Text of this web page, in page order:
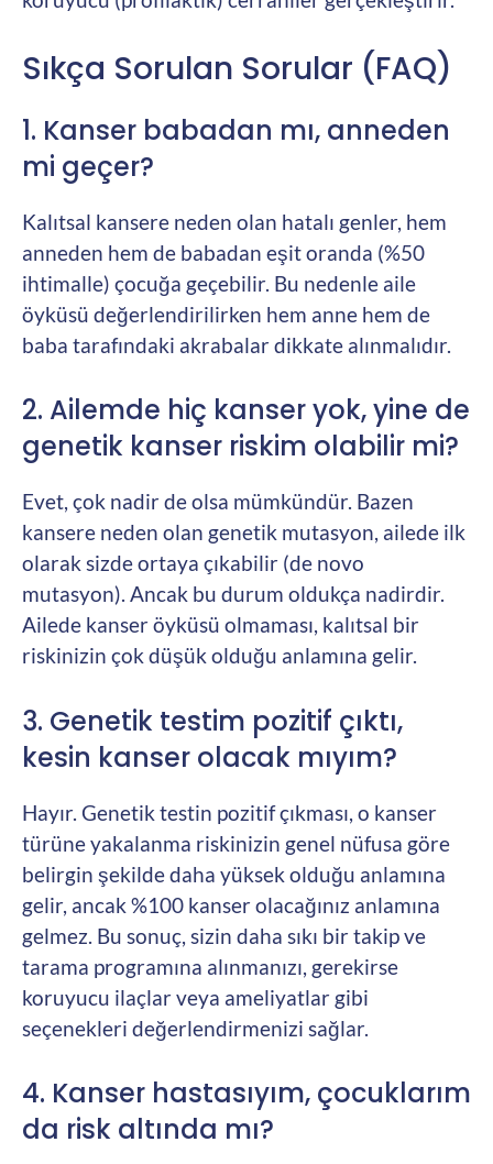
Sıkça Sorulan Sorular (FAQ)
1. Kanser babadan mı, anneden
mi geçer?
Kalıtsal kansere neden olan hatalı genler, hem
anneden hem de babadan eşit oranda (%50
ihtimalle) çocuğa geçebilir. Bu nedenle aile
öyküsü değerlendirilirken hem anne hem de
baba tarafındaki akrabalar dikkate alınmalıdır.
2. Ailemde hiç kanser yok, yine de
genetik kanser riskim olabilir mi?
Evet, çok nadir de olsa mümkündür. Bazen
kansere neden olan genetik mutasyon, ailede ilk
olarak sizde ortaya çıkabilir (de novo
mutasyon). Ancak bu durum oldukça nadirdir.
Ailede kanser öyküsü olmaması, kalıtsal bir
riskinizin çok düşük olduğu anlamına gelir.
3. Genetik testim pozitif çıktı,
kesin kanser olacak mıyım?
Hayır. Genetik testin pozitif çıkması, o kanser
türüne yakalanma riskinizin genel nüfusa göre
belirgin şekilde daha yüksek olduğu anlamına
gelir, ancak %100 kanser olacağınız anlamına
gelmez. Bu sonuç, sizin daha sıkı bir takip ve
tarama programına alınmanızı, gerekirse
koruyucu ilaçlar veya ameliyatlar gibi
seçenekleri değerlendirmenizi sağlar.
4. Kanser hastasıyım, çocuklarım
da risk altında mı?